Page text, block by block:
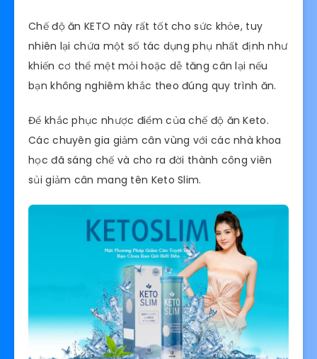
Chế độ ăn KETO này rất tốt cho sức khỏe, tuy
nhiên lại chứa một số tác dụng phụ nhất định như
khiến cơ thể mệt mỏi hoặc dễ tăng cân lại nếu
bạn không nghiêm khắc theo đúng quy trình ăn.
Để khắc phục nhược điểm của chế độ ăn Keto.
Các chuyên gia giảm cân vùng với các nhà khoa
học đã sáng chế và cho ra đời thành công viên
sủi giảm cân mang tên Keto Slim.